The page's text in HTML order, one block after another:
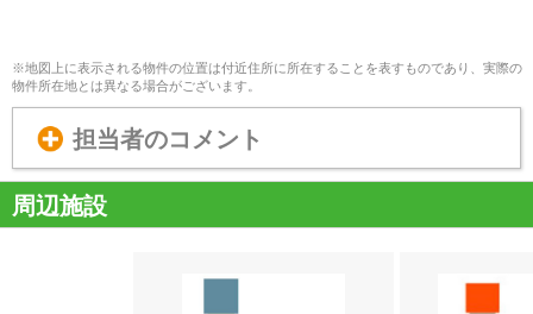
※地図上に表示される物件の位置は付近住所に所在することを表すものであり、実際の
物件所在地とは異なる場合がございます。
担当者のコメント
周辺施設